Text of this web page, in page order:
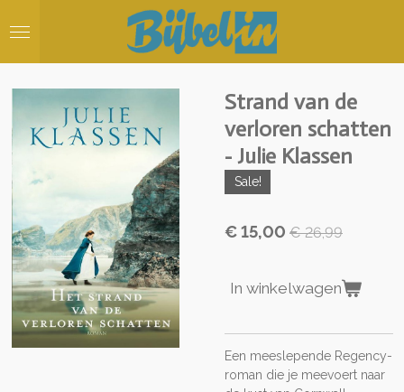
direct
hoofdinhoud
Strand van de
verloren schatten
- Julie Klassen
Sale!
€ 15,00 € 26,99
In winkelwagen
Een meeslepende Regency-
roman die je meevoert naar